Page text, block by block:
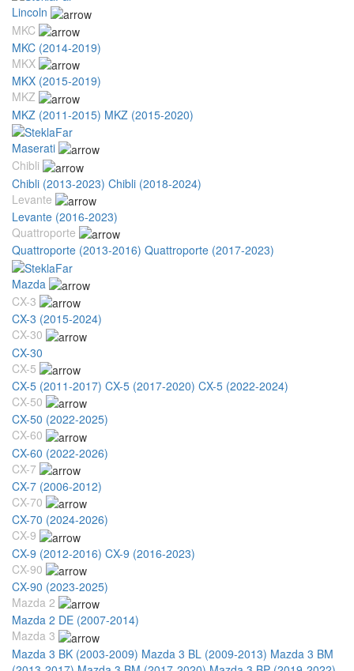
Lincoln
MKC
MKC (2014-2019)
MKX
MKX (2015-2019)
MKZ
MKZ (2011-2015) MKZ (2015-2020)
Maserati
Chibli
Chibli (2013-2023) Chibli (2018-2024)
Levante
Levante (2016-2023)
Quattroporte
Quattroporte (2013-2016) Quattroporte (2017-2023)
Mazda
CX-3
CX-3 (2015-2024)
CX-30
CX-30
CX-5
CX-5 (2011-2017) CX-5 (2017-2020) CX-5 (2022-2024)
CX-50
CX-50 (2022-2025)
CX-60
CX-60 (2022-2026)
CX-7
CX-7 (2006-2012)
CX-70
CX-70 (2024-2026)
CX-9
CX-9 (2012-2016) CX-9 (2016-2023)
CX-90
CX-90 (2023-2025)
Mazda 2
Mazda 2 DE (2007-2014)
Mazda 3
Mazda 3 BK (2003-2009) Mazda 3 BL (2009-2013) Mazda 3 BM